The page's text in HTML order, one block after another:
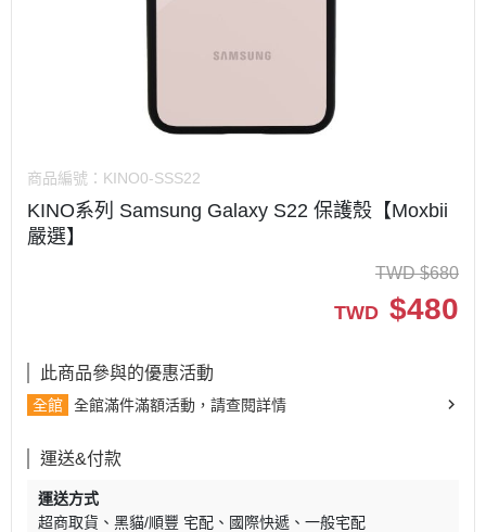
商品編號： KINO0-SSS22
KINO系列 Samsung Galaxy S22 保護殼【Moxbii
嚴選】
TWD $680
TWD $480
此商品參與的優惠活動
全館 全館滿件滿額活動，請查閱詳情
運送&付款
運送方式
超商取貨
黑貓/順豐 宅配 國際快遞
一般宅配